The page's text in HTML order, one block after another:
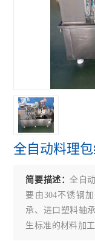
全自动料理
简要描述：全自
要由304不锈钢
承、进口塑料轴
生标准的材料加